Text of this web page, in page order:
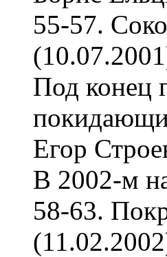
55-57.
Под конец
Егор
В 2002-м
58-63.